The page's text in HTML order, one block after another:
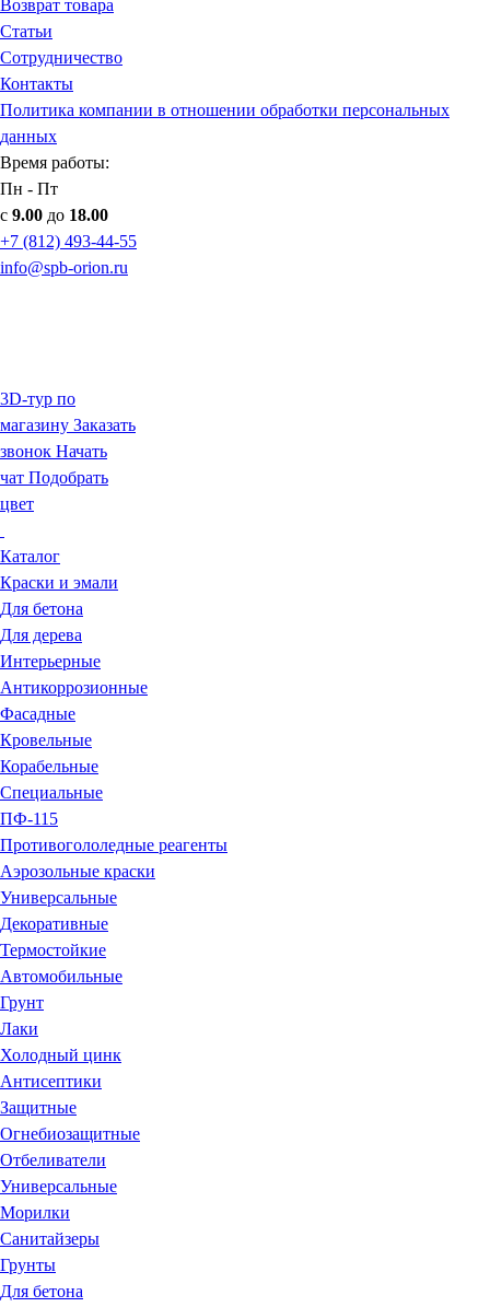
Возврат товара
Статьи
Сотрудничество
Контакты
Политика компании в отношении обработки персональных
данных
Время работы:
Пн - Пт
с 9.00 до 18.00
+7 (812) 493-44-55
info@spb-orion.ru
3D-тур по
магазину Заказать
звонок Начать
чат Подобрать
цвет
Каталог
Краски и эмали
Для бетона
Для дерева
Интерьерные
Антикоррозионные
Фасадные
Кровельные
Корабельные
Специальные
ПФ-115
Противогололедные реагенты
Аэрозольные краски
Универсальные
Декоративные
Термостойкие
Автомобильные
Грунт
Лаки
Холодный цинк
Антисептики
Защитные
Огнебиозащитные
Отбеливатели
Универсальные
Морилки
Санитайзеры
Грунты
Для бетона